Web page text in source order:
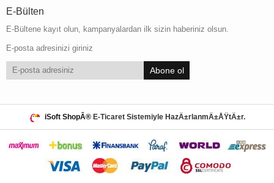
E-Bülten
E-Bültene kayıt olun, kampanyalardan ilk sizin haberiniz olsun.
E-posta adresinizi giriniz
Abone ol
iSoft ShopÂ® E-Ticaret Sistemiyle HazÄ±rlanmÄ±ÅŸtÄ±r.